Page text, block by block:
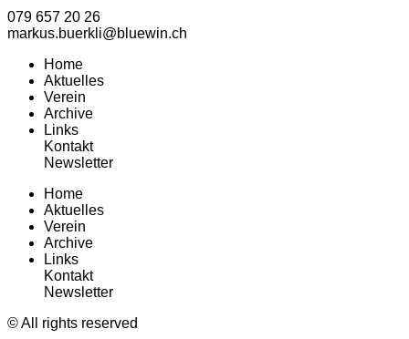
079 657 20 26
markus.buerkli@bluewin.ch
Home
Aktuelles
Verein
Archive
Links
Kontakt
Newsletter
Home
Aktuelles
Verein
Archive
Links
Kontakt
Newsletter
© All rights reserved